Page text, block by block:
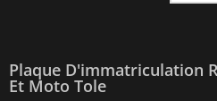
Plaque D'immatriculation
Et Moto Tole